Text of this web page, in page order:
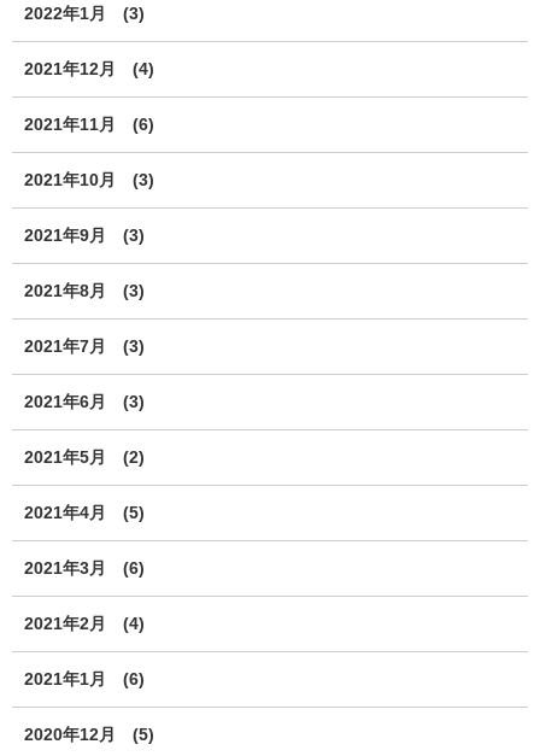
2022年1月 (3)
2021年12月 (4)
2021年11月 (6)
2021年10月 (3)
2021年9月 (3)
2021年8月 (3)
2021年7月 (3)
2021年6月 (3)
2021年5月 (2)
2021年4月 (5)
2021年3月 (6)
2021年2月 (4)
2021年1月 (6)
2020年12月 (5)